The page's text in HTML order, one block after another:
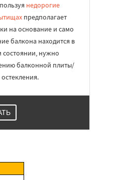
недорогие
предполагает
на основание и само
балкона находится в
состоянии, нужно
балконной плиты/